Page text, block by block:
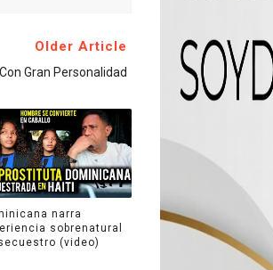
Older Article
Gran Personalidad
narra
sobrenatural
(video)